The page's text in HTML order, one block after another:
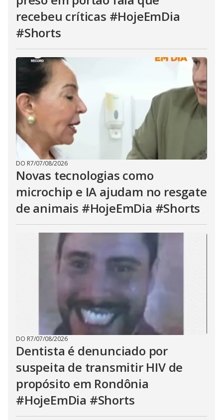
recebeu críticas #HojeEmDia
#Shorts
DO R7/07/08/2026
Novas tecnologias como
microchip e IA ajudam no resgate
de animais #HojeEmDia #Shorts
DO R7/07/08/2026
Dentista é denunciado por
suspeita de transmitir HIV de
propósito em Rondônia
#HojeEmDia #Shorts